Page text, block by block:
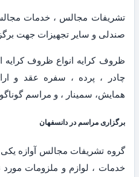
تشریفات مجالس ، خدمات
صندلی و سایر تجهیزات جهت
ظروف کرایه انواع ظروف
چادر ، پرده ، سفره عقد و
همایش، سمینار ، و مراسم
برگزاری مراسم در دانسفهان
گروه تشریفات مجالس آوازه یکی
خدمات ، لوازم و ملزومات